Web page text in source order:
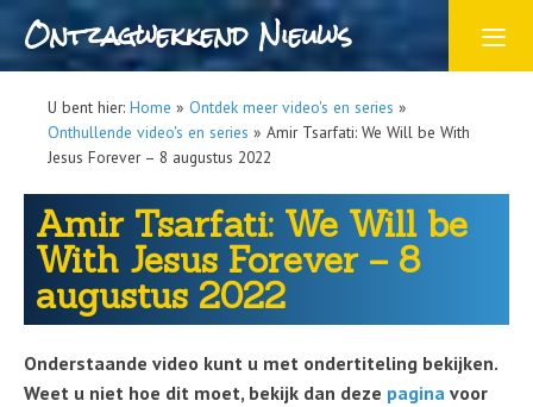
Ontzagwekkend Nieuws
U bent hier: Home » Ontdek meer video's en series »
Onthullende video's en series » Amir Tsarfati: We Will be With
Jesus Forever – 8 augustus 2022
Amir Tsarfati: We Will be
With Jesus Forever – 8
augustus 2022
Onderstaande video kunt u met ondertiteling bekijken.
Weet u niet hoe dit moet, bekijk dan deze pagina voor